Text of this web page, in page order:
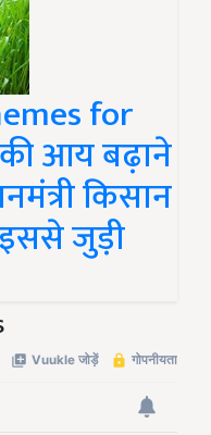
for
आय बढ़ाने
किसान
जुड़ी